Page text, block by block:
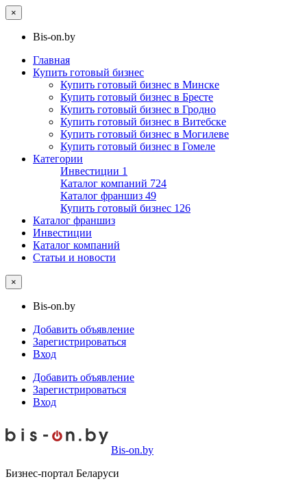
×
Bis-on.by
Главная
Купить готовый бизнес
Купить готовый бизнес в Минске
Купить готовый бизнес в Бресте
Купить готовый бизнес в Гродно
Купить готовый бизнес в Витебске
Купить готовый бизнес в Могилеве
Купить готовый бизнес в Гомеле
Категории
Инвестиции 1
Каталог компаний 724
Каталог франшиз 49
Купить готовый бизнес 126
Каталог франшиз
Инвестиции
Каталог компаний
Статьи и новости
×
Bis-on.by
Добавить объявление
Зарегистрироваться
Вход
Добавить объявление
Зарегистрироваться
Вход
Bis-on.by
Бизнес-портал Беларуси